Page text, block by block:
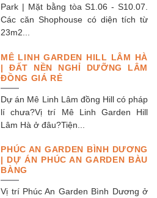
Park | Mặt bằng tòa S1.06 - S10.07.
Các căn Shophouse có diện tích từ
23m2...
MÊ LINH GARDEN HILL LÂM HÀ
| ĐẤT NỀN NGHỈ DƯỠNG LÂM
ĐỒNG GIÁ RẺ
Dự án Mê Linh Lâm đồng Hill có pháp
lí chưa?Vị trí Mê Linh Garden Hill
Lâm Hà ở đâu?Tiện...
PHÚC AN GARDEN BÌNH DƯƠNG
| DỰ ÁN PHÚC AN GARDEN BÀU
BÀNG
Vị trí Phúc An Garden Bình Dương ở